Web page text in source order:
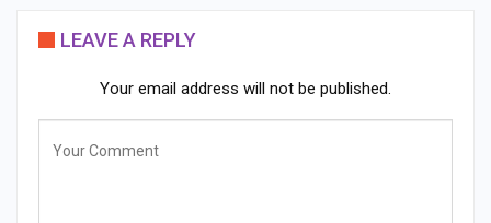
LEAVE A REPLY
Your email address will not be published.